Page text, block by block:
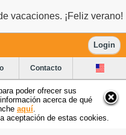
vacaciones. ¡Feliz verano!
Login
Contacto
poder ofrecer sus
acerca de qué
aquí
aceptación de estas cookies.